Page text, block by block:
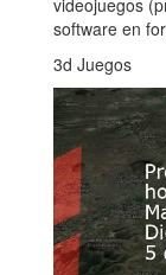
software en
3d Juegos